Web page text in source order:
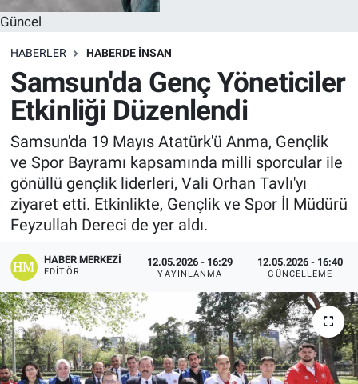
Güncel
HABERLER HABERDE INSAN
Samsun'da Genç Yöneticiler
Etkinliği Düzenlendi
Samsun'da 19 Mayıs Atatürk'ü Anma, Gençlik
ve Spor Bayramı kapsamında milli sporcular ile
gönüllü gençlik liderleri, Vali Orhan Tavlı'yı
ziyaret etti. Etkinlikte, Gençlik ve Spor İl Müdürü
Feyzullah Dereci de yer aldı.
HABER MERKEZI
EDITÖR
12.05.2026 - 16:29
YAYINLANMA
12.05.2026 - 16:40
GÜNCELLEME